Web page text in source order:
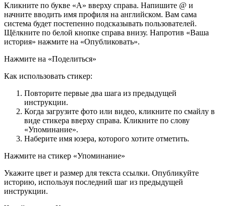
Кликните по букве «А» вверху справа. Напишите @ и
начните вводить имя профиля на английском. Вам сама
система будет постепенно подсказывать пользователей.
Щёлкните по белой кнопке справа внизу. Напротив «Ваша
история» нажмите на «Опубликовать».
Нажмите на «Поделиться»
Как использовать стикер:
Повторите первые два шага из предыдущей
инструкции.
Когда загрузите фото или видео, кликните по смайлу в
виде стикера вверху справа. Кликните по слову
«Упоминание».
Наберите имя юзера, которого хотите отметить.
Нажмите на стикер «Упоминание»
Укажите цвет и размер для текста ссылки. Опубликуйте
историю, используя последний шаг из предыдущей
инструкции.